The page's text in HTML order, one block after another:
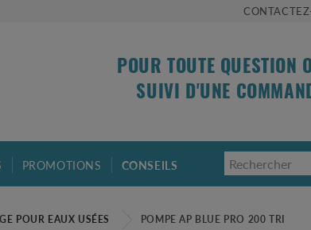
POUR TOUTE QUESTION
SUIVI D'UNE
PROMOTIONS CONSEILS
POUR EAUX USÉES POMPE AP BLUE PRO 200 TRI